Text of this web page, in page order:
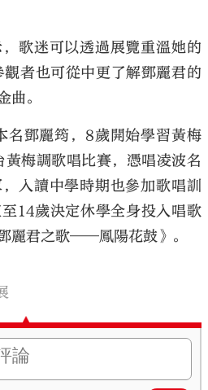
歌迷可以透過展覽重溫她的
者也可從中更了解鄧麗君的
曲。
名鄧麗筠，8歲開始學習黃梅
梅調歌唱比賽，憑唱凌波名
入讀中學時期也參加歌唱訓
14歲決定休學全身投入唱歌
麗君之歌——鳳陽花鼓》。